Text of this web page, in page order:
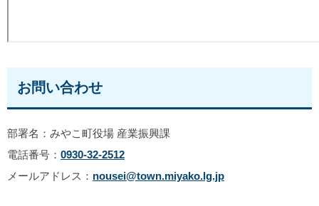
お問い合わせ
部署名：みやこ町役場 産業振興課
電話番号： 0930-32-2512
メールアドレス： nousei@town.miyako.lg.jp